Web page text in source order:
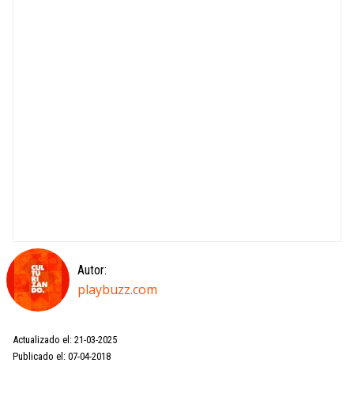
Autor:
playbuzz.com
Actualizado el: 21-03-2025
Publicado el: 07-04-2018